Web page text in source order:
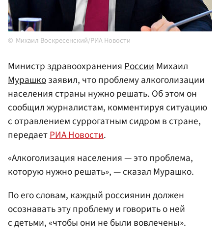
Михаил Воскресенский/РИА Новости
Министр здравоохраненияРоссииМихаил
Мурашкозаявил, что проблему алкоголизации
населения страны нужно решать. Об этом он
сообщил журналистам, комментируя ситуацию
с отравлением суррогатным сидром в стране,
передаетРИА Новости.
«Алкоголизация населения — это проблема,
которую нужно решать», — сказал Мурашко.
По его словам, каждый россиянин должен
осознавать эту проблему и говорить о ней
с детьми, «чтобы они не были вовлечены».